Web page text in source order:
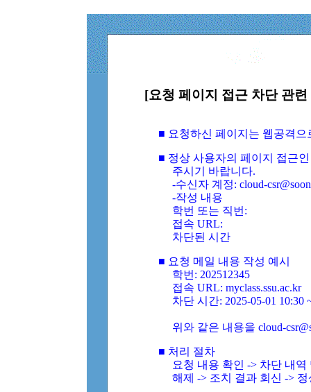
[요청 페이지 접근 차단 관
■ 요청하신 페이지는 웹공격
■ 정상 사용자의 페이지 접근
주시기 바랍니다.
-수신자 계정: cloud-
-작성 내용
학번 또는 직번:
접속 URL:
차단된 시간
■ 요청 메일 내용 작성 예시
학번: 202512345
접속 URL: myclass.ssu.ac.kr
차단 시간: 2025-05-01 10:30
위와 같은 내용을 cloud-
■ 처리 절차
요청 내용 확인 -> 차단 내
해제 -> 조치 결과 회신 ->